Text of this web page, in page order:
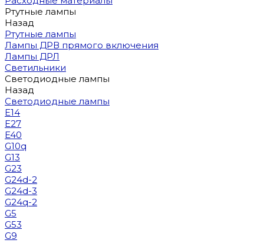
Ртутные лампы
Назад
Ртутные лампы
Лампы ДРВ прямого включения
Лампы ДРЛ
Светильники
Светодиодные лампы
Назад
Светодиодные лампы
E14
E27
E40
G10q
G13
G23
G24d-2
G24d-3
G24q-2
G5
G53
G9